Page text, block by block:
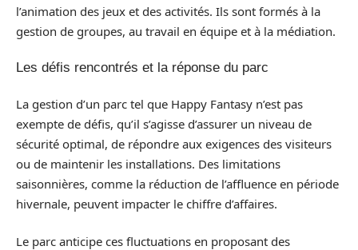
l’animation des jeux et des activités. Ils sont formés à la
gestion de groupes, au travail en équipe et à la médiation.
Les défis rencontrés et la réponse du parc
La gestion d’un parc tel que Happy Fantasy n’est pas
exempte de défis, qu’il s’agisse d’assurer un niveau de
sécurité optimal, de répondre aux exigences des visiteurs
ou de maintenir les installations. Des limitations
saisonnières, comme la réduction de l’affluence en période
hivernale, peuvent impacter le chiffre d’affaires.
Le parc anticipe ces fluctuations en proposant des